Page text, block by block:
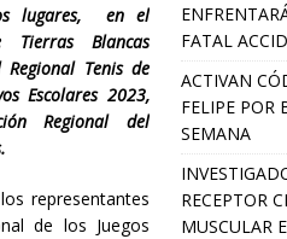
lugares, en el
Tierras Blancas
Tenis de
Escolares 2023,
Regional del
representantes
de los Juegos
FATAL
ACTIVAN
FELIPE POR
SEMANA
RECEPTOR
MUSCULAR